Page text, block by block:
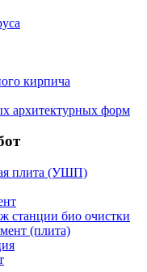
кирпича
архитектурных форм
плита (УШП)
станции био очистки
(плита)